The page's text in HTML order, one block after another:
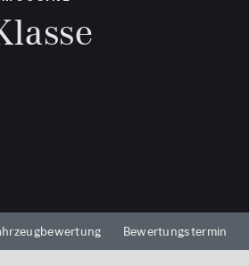
km
500.000 €
Bewertungstermin